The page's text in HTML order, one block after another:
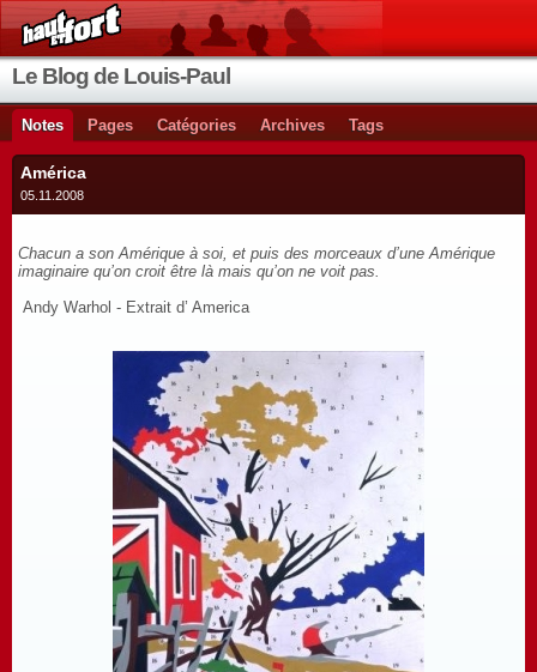
Le Blog de Louis-Paul
Notes Pages Catégories Archives Tags
América
05.11.2008
Chacun a son Amérique à soi, et puis des morceaux d’une Amérique
imaginaire qu’on croit être là mais qu’on ne voit pas.
Andy Warhol - Extrait d’ America